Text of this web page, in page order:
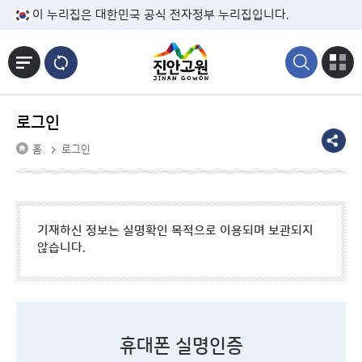
본문바로가기
이 누리집은 대한민국 공식 전자정부 누리집입니다.
로그인
홈 로그인
기재하신 정보는 실명확인 목적으로 이용되며 보관되지
않습니다.
휴대폰 실명인증